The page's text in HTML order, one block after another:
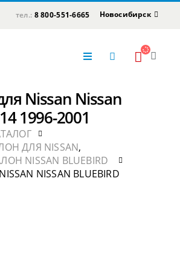
тел.: 8 800-551-6665 Новосибирск
Nissan Nissan
1996-2001
ДЛЯ NISSAN,
NISSAN BLUEBIRD
NISSAN BLUEBIRD